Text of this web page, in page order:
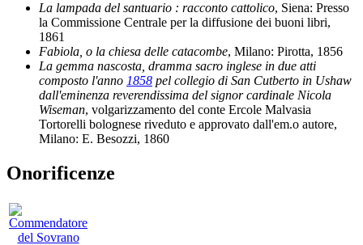
La lampada del santuario : racconto cattolico, Siena: Presso
la Commissione Centrale per la diffusione dei buoni libri,
1861
Fabiola, o la chiesa delle catacombe, Milano: Pirotta, 1856
La gemma nascosta, dramma sacro inglese in due atti
composto l'anno 1858 pel collegio di San Cutberto in Ushaw
dall'eminenza reverendissima del signor cardinale Nicola
Wiseman, volgarizzamento del conte Ercole Malvasia
Tortorelli bolognese riveduto e approvato dall'em.o autore,
Milano: E. Besozzi, 1860
Onorificenze